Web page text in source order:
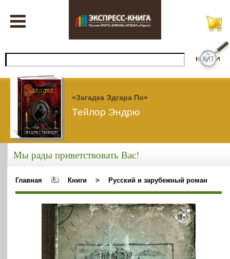
«Загадка Эдгара По»
Тейлор Эндрю
Мы рады приветствовать Вас!
Главная Книги > Русский и зарубежный роман